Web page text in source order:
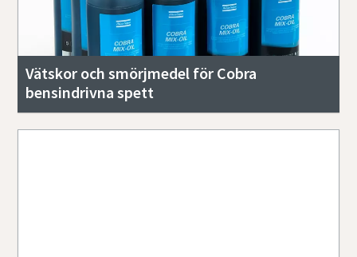
Vätskor och smörjmedel för Cobra
bensindrivna spett